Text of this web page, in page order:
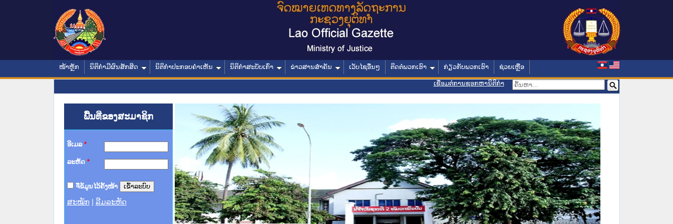
ໜ້າຫຼັກ ນິຕິກໍາມີຜົນສັກສິດ ນິຕິກໍາປະກອບຄໍາເຫັນ ນິຕິກໍາສະບັບເກົ່າ ຂ່າວສານສໍາຄັນ ເວັບໄຊອື່ນໆ ຕິດຕໍ່ພວກເຮົາ ກ່ຽວກັບພວກເຮົາ ຊ່ວຍເຫຼືອ
ເຊື່ອມຕໍ່ການຊອກຫານິຕິກຳ
ພື້ນທີ່ຂອງສະມາຊິກ
ອີເມລ *
ລະຫັດ *
ຈື່ຂໍ້ມູນໄວ້ຄັ້ງໜ້າ
ສະໝັກ ລືມລະຫັດ